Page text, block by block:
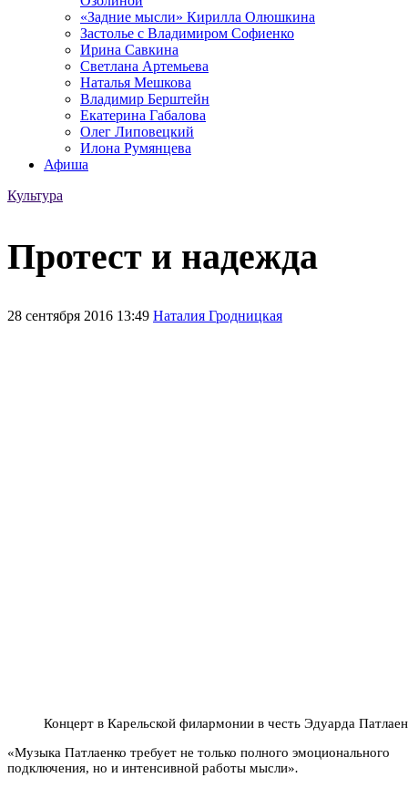
«Задние мысли» Кирилла Олюшкина
Застолье с Владимиром Софиенко
Ирина Савкина
Светлана Артемьева
Наталья Мешкова
Владимир Берштейн
Екатерина Габалова
Олег Липовецкий
Илона Румянцева
Афиша
Культура
Протест и надежда
28 сентября 2016 13:49 Наталия Гродницкая
Концерт в Карельской филармонии в честь Эдуарда
«Музыка Патлаенко требует не только полного эмоционального
подключения, но и интенсивной работы мысли».